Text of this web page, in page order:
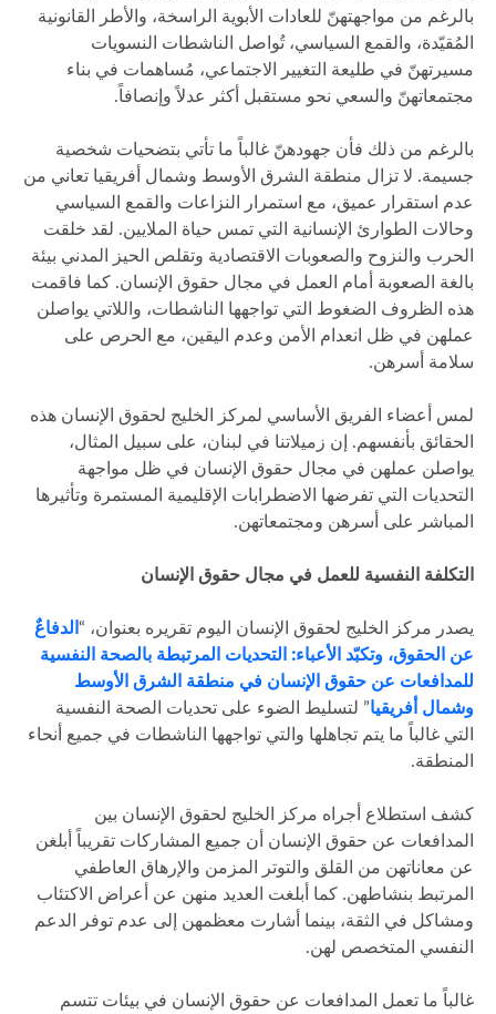
بالرغم من مواجهتهنّ للعادات الأبوية الراسخة، والأطر القانونية
المُقيّدة، والقمع السياسي، تُواصل الناشطات النسويات
مسيرتهنّ في طليعة التغيير الاجتماعي، مُساهمات في بناء
مجتمعاتهنّ والسعي نحو مستقبل أكثر عدلاً وإنصافاً.
بالرغم من ذلك فأن جهودهنّ غالباً ما تأتي بتضحيات شخصية
جسيمة. لا تزال منطقة الشرق الأوسط وشمال أفريقيا تعاني من
عدم استقرار عميق، مع استمرار النزاعات والقمع السياسي
وحالات الطوارئ الإنسانية التي تمس حياة الملايين. لقد خلقت
الحرب والنزوح والصعوبات الاقتصادية وتقلص الحيز المدني بيئة
بالغة الصعوبة أمام العمل في مجال حقوق الإنسان. كما فاقمت
هذه الظروف الضغوط التي تواجهها الناشطات، واللاتي يواصلن
عملهن في ظل انعدام الأمن وعدم اليقين، مع الحرص على
سلامة أسرهن.
لمس أعضاء الفريق الأساسي لمركز الخليج لحقوق الإنسان هذه
الحقائق بأنفسهم. إن زميلاتنا في لبنان، على سبيل المثال،
يواصلن عملهن في مجال حقوق الإنسان في ظل مواجهة
التحديات التي تفرضها الاضطرابات الإقليمية المستمرة وتأثيرها
المباشر على أسرهن ومجتمعاتهن.
التكلفة النفسية للعمل في مجال حقوق الإنسان
يصدر مركز الخليج لحقوق الإنسان اليوم تقريره بعنوان، “الدفاعٌ
عن الحقوق، وتكبّد الأعباء: التحديات المرتبطة بالصحة النفسية
للمدافعات عن حقوق الإنسان في منطقة الشرق الأوسط
وشمال أفريقيا” لتسليط الضوء على تحديات الصحة النفسية
التي غالباً ما يتم تجاهلها والتي تواجهها الناشطات في جميع أنحاء
المنطقة.
كشف استطلاع أجراه مركز الخليج لحقوق الإنسان بين
المدافعات عن حقوق الإنسان أن جميع المشاركات تقريباً أبلغن
عن معاناتهن من القلق والتوتر المزمن والإرهاق العاطفي
المرتبط بنشاطهن. كما أبلغت العديد منهن عن أعراض الاكتئاب
ومشاكل في الثقة، بينما أشارت معظمهن إلى عدم توفر الدعم
النفسي المتخصص لهن.
غالباً ما تعمل المدافعات عن حقوق الإنسان في بيئات تتسم